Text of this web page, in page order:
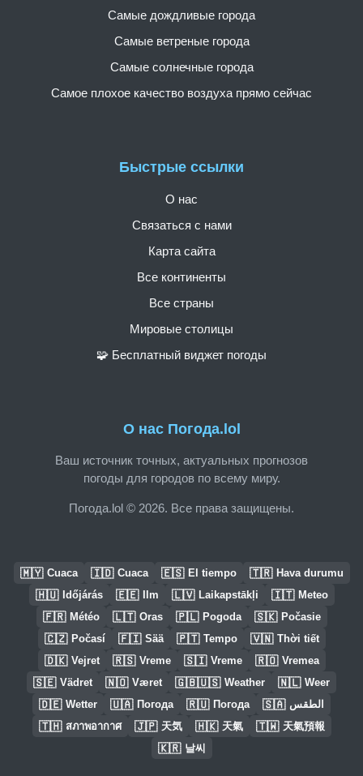
О нас Погода.lol
Ваш источник точных, актуальных прогнозов
погоды для городов по всему миру.
Погода.lol © 2026. Все права защищены.
Быстрые ссылки
О нас
Связаться с нами
Карта сайта
Все континенты
Все страны
Мировые столицы
🧩 Бесплатный виджет погоды
Самые дождливые города
Самые ветреные города
Самые солнечные города
Самое плохое качество воздуха прямо сейчас
🇲🇾 Cuaca 🇮🇩 Cuaca 🇪🇸 El tiempo 🇹🇷 Hava durumu
🇭🇺 Időjárás 🇪🇪 Ilm 🇱🇻 Laikapstākļi 🇮🇹 Meteo
🇫🇷 Météo 🇱🇹 Oras 🇵🇱 Pogoda 🇸🇰 Počasie
🇨🇿 Počasí 🇫🇮 Sää 🇵🇹 Tempo 🇻🇳 Thời tiết
🇩🇰 Vejret 🇷🇸 Vreme 🇸🇮 Vreme 🇷🇴 Vremea
🇸🇪 Vädret 🇳🇴 Været 🇬🇧🇺🇸 Weather 🇳🇱 Weer
🇩🇪 Wetter 🇺🇦 Погода 🇷🇺 Погода 🇸🇦 الطقس
🇹🇭 สภาพอากาศ 🇯🇵 天気 🇭🇰 天氣 🇹🇼 天氣預報
🇰🇷 날씨